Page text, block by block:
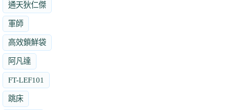
通天狄仁傑
軍師
高效鎖鮮袋
阿凡達
FT-LEF101
跳床